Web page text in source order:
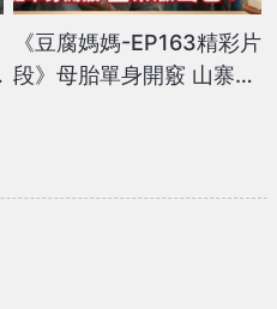
《豆腐媽媽-EP163精彩片
段》母胎單身開竅 山寨版